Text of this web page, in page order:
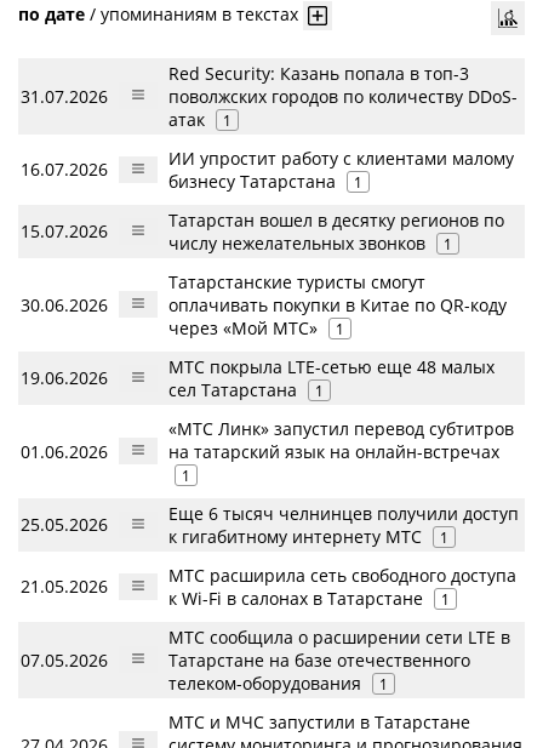
по дате / упоминаниям в текстах
31.07.2026
Red Security: Казань попала в топ-3
поволжских городов по количеству DDoS-
атак
1
16.07.2026
ИИ упростит работу с клиентами малому
бизнесу Татарстана
1
15.07.2026
Татарстан вошел в десятку регионов по
числу нежелательных звонков
1
30.06.2026
Татарстанские туристы смогут
оплачивать покупки в Китае по QR-коду
через «Мой МТС»
1
19.06.2026
МТС покрыла LTE-сетью еще 48 малых
сел Татарстана
1
01.06.2026
«МТС Линк» запустил перевод субтитров
на татарский язык на онлайн-встречах
1
25.05.2026
Еще 6 тысяч челнинцев получили доступ
к гигабитному интернету МТС
1
21.05.2026
МТС расширила сеть свободного доступа
к Wi-Fi в салонах в Татарстане
1
07.05.2026
МТС сообщила о расширении сети LTE в
Татарстане на базе отечественного
телеком-оборудования
1
МТС и МЧС запустили в Татарстане